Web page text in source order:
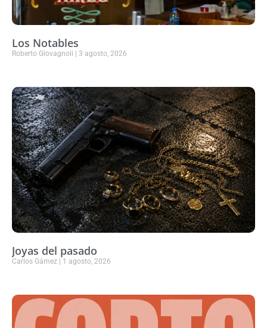
Los Notables
Roberto Giovagnoli 3 agosto, 2026
Joyas del pasado
Carlos Gámez 1 agosto, 2026